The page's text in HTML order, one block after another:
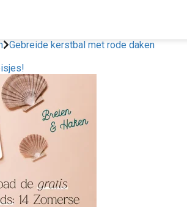
Gebreide kerstbal met rode daken